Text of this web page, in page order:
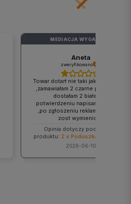
MEDIACJA WYGASŁA
Aneta
zweryfikowano
Towar dotarł nie taki jak zamawiałam
,zamawiałam 2 czarne poduszki ,a
dostałam 2 białe, a w
potwierdzeniu napisane 2 czarne
,po zgłoszeniu reklamacji Towar
zost wymieniony
Opinia dotyczy podobnego
produktu: 2 x Poduszka 60x70 cm
czarna, antyalergiczna, pikowana,
2026-06-10